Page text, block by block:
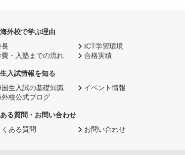
外校で学ぶ理由
長
費・入塾までの流れ
ICT学習環境
合格実績
入試情報を知る
国生入試の基礎知識
外校公式ブログ
イベント情報
る質問・お問い合わせ
くある質問
お問い合わせ